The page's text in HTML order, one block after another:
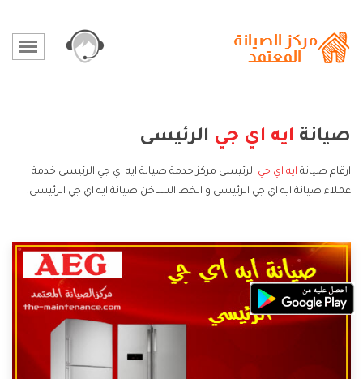
صيانة ايه اي جي الرئيسى
ارقام صيانة ايه اي جي الرئيسى مركز خدمة صيانة ايه اي جي الرئيسى خدمة
عملاء صيانة ايه اي جي الرئيسى و الخط الساخن صيانة ايه اي جي الرئيسى.